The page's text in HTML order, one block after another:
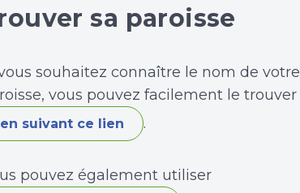
sa paroisse
souhaitez connaître le nom de votre
vous pouvez facilement le trouver
en suivant ce lien .
pouvez également utiliser